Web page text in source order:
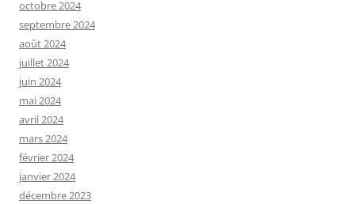
octobre 2024
septembre 2024
août 2024
juillet 2024
juin 2024
mai 2024
avril 2024
mars 2024
février 2024
janvier 2024
décembre 2023